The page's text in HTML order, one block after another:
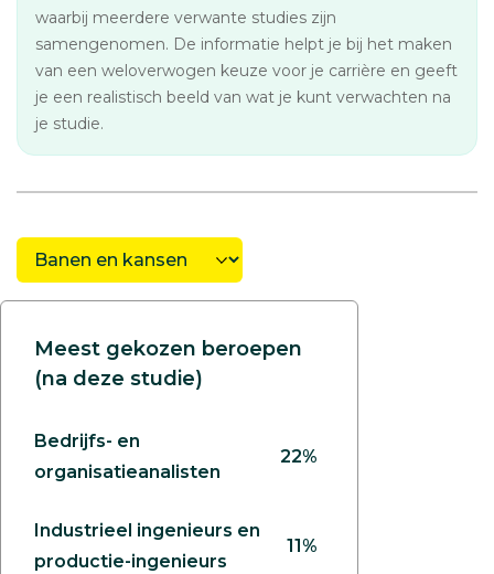
waarbij meerdere verwante studies zijn
samengenomen. De informatie helpt je bij het maken
van een weloverwogen keuze voor je carrière en geeft
je een realistisch beeld van wat je kunt verwachten na
je studie.
Meest gekozen beroepen
(na deze studie)
Bedrijfs- en
organisatieanalisten
22%
Industrieel ingenieurs en
productie-ingenieurs
11%